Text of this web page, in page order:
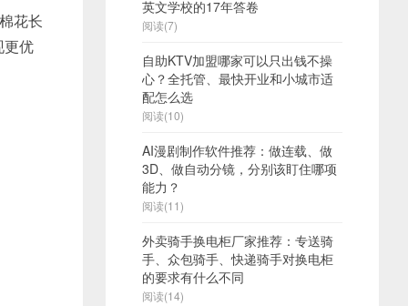
花长
更优
英文学校的17年答卷
阅读(7)
自助KTV加盟哪家可以只出钱不操
心？全托管、最快开业和小城市适
配怎么选
阅读(10)
AI漫剧制作软件推荐：做连载、做
3D、做自动分镜，分别该盯住哪项
能力？
阅读(11)
外卖骑手换电柜厂家推荐：专送骑
手、众包骑手、快递骑手对换电柜
的要求有什么不同
阅读(14)